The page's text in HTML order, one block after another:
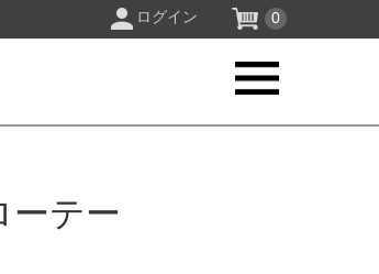
ログイン 0
ーテー